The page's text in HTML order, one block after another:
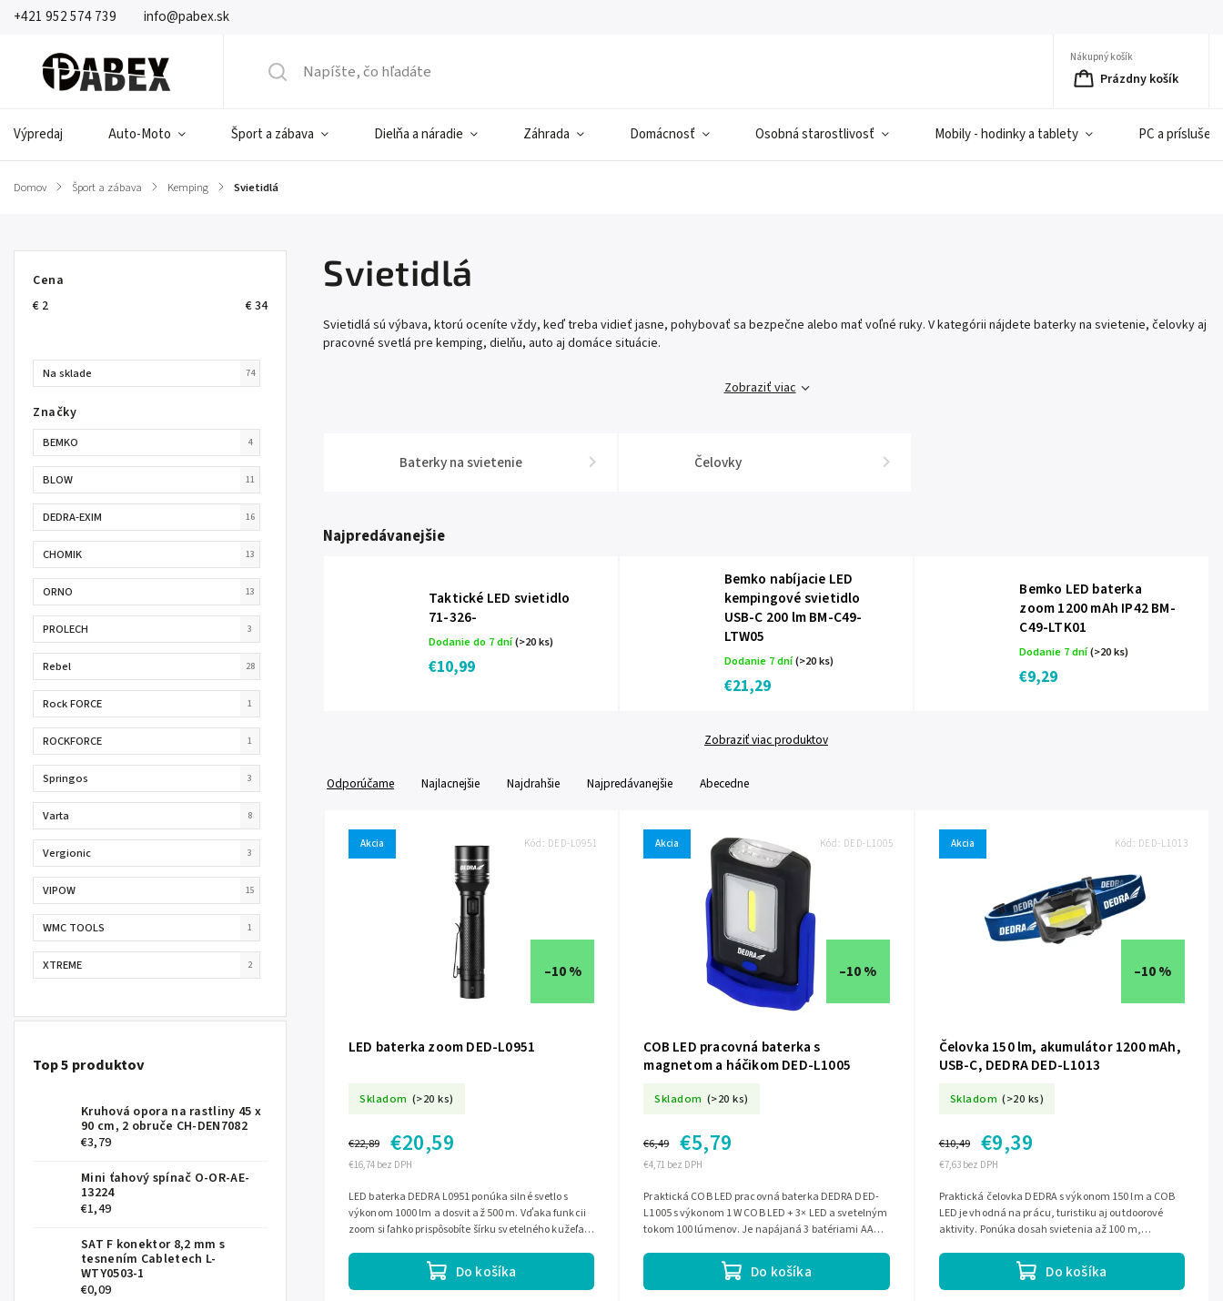
+421 952 574 739 info@pabex.sk
Nákupný košík
Prázdny košík
Výpredaj Auto-Moto Šport a zábava Dielňa a náradie Záhrada Domácnosť Osobná starostlivosť Mobily - hodinky a tablety PC a
Domov / Šport a zábava / Kemping / Svietidlá
Cena
€ 2 €34
Na sklade 74
Značky
BEMKO 4
BLOW 11
DEDRA-EXIM 16
CHOMIK 13
ORNO 13
PROLECH 3
Rebel 28
Rock FORCE 1
ROCKFORCE 1
Springos 3
Varta 8
Vergionic 3
VIPOW 15
WMC TOOLS 1
XTREME 2
Top 5 produktov
Kruhová opora na rastliny 45 x
90 cm, 2 obruče CH-DEN7082
€3,79
Mini ťahový spínač O-OR-AE-
13224
€1,49
SAT F konektor 8,2 mm s
tesnením Cabletech L-
WTY0503-1
€0,09
Svietidlá
Svietidlá sú výbava, ktorú oceníte vždy, keď treba vidieť jasne, pohybovať sa bezpečne alebo mať voľné ruky. V kategórii nájdete baterky na svietenie, čelovky aj
pracovné svetlá pre kemping, dielňu, auto aj domáce situácie.
Zobraziť viac
Baterky na svietenie Čelovky
Najpredávanejšie
Taktické LED svietidlo
71-326-
Dodanie do 7 dní(>20 ks)
€10,99
Bemko nabíjacie LED
kempingové svietidlo
USB-C 200 lm BM-C49-
LTW05
Dodanie 7 dní(>20 ks)
€21,29
Bemko LED baterka
zoom 1200 mAh IP42 BM-
C49-LTK01
Dodanie 7 dní(>20 ks)
€9,29
Zobraziť viac produktov
Odporúčame Najlacnejšie Najdrahšie Najpredávanejšie Abecedne
Akcia
–10 %
LED baterka zoom DED-L0951
Skladom (>20 ks)
€16,74 bez DPH
€22,89 €20,59
Do košíka
LED baterka DEDRA L0951 ponúka silné svetlo s
výkonom 1000 lm a dosvit až 500 m. Vďaka funkcii
zoom si ľahko prispôsobíte šírku svetelného kužeľa
Kód: DED-L0951 Akcia
–10 %
COB LED pracovná baterka s
magnetom a háčikom DED-L1005
Skladom (>20 ks)
€4,71 bez DPH
€6,49 €5,79
Do košíka
Praktická COB LED pracovná baterka DEDRA DED-
L1005 s výkonom 1 W COB LED + 3× LED a svetelným
tokom 100 lúmenov. Je napájaná 3 batériami AAA,
Kód: DED-L1005 Akcia
–10 %
Čelovka 150 lm, akumulátor 1200 mAh,
USB-C, DEDRA DED-L1013
Skladom (>20 ks)
€7,63 bez DPH
€10,49 €9,39
Do košíka
Praktická čelovka DEDRA s výkonom 150 lm a COB
LED je vhodná na prácu, turistiku aj outdoorové
aktivity. Ponúka dosah svietenia až 100 m,
Kód: DED-L1013